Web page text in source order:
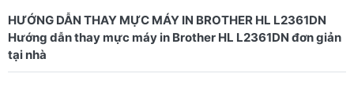
HƯỚNG DẪN THAY MỰC MÁY IN BROTHER HL L2361DN
Hướng dẫn thay mực máy in Brother HL L2361DN đơn giản